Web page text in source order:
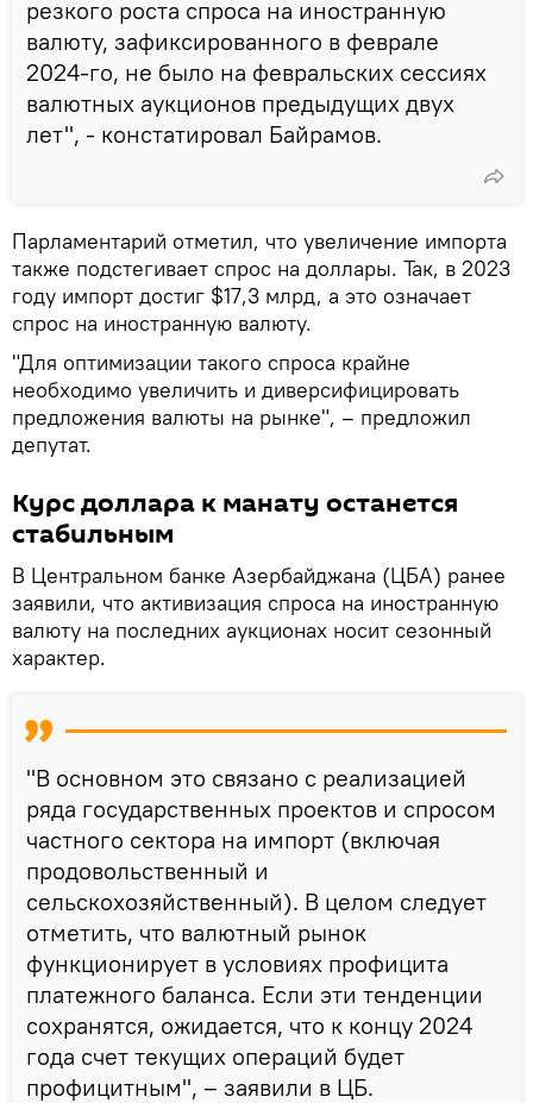
резкого роста спроса на иностранную
валюту, зафиксированного в феврале
2024-го, не было на февральских сессиях
валютных аукционов предыдущих двух
лет", - констатировал Байрамов.
Парламентарий отметил, что увеличение импорта
также подстегивает спрос на доллары. Так, в 2023
году импорт достиг $17,3 млрд, а это означает
спрос на иностранную валюту.
"Для оптимизации такого спроса крайне
необходимо увеличить и диверсифицировать
предложения валюты на рынке", – предложил
депутат.
Курс доллара к манату останется
стабильным
В Центральном банке Азербайджана (ЦБА) ранее
заявили, что активизация спроса на иностранную
валюту на последних аукционах носит сезонный
характер.
"В основном это связано с реализацией
ряда государственных проектов и спросом
частного сектора на импорт (включая
продовольственный и
сельскохозяйственный). В целом следует
отметить, что валютный рынок
функционирует в условиях профицита
платежного баланса. Если эти тенденции
сохранятся, ожидается, что к концу 2024
года счет текущих операций будет
профицитным", – заявили в ЦБ.